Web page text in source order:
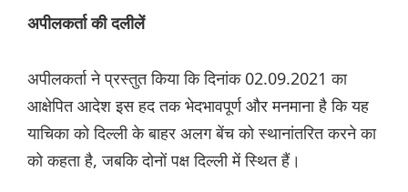
अपीलकर्ता की दलीलें
अपीलकर्ता ने प्रस्तुत किया कि दिनांक 02.09.2021 का
आक्षेपित आदेश इस हद तक भेदभावपूर्ण और मनमाना है कि यह
याचिका को दिल्ली के बाहर अलग बेंच को स्थानांतरित करने का
को कहता है, जबकि दोनों पक्ष दिल्ली में स्थित हैं।